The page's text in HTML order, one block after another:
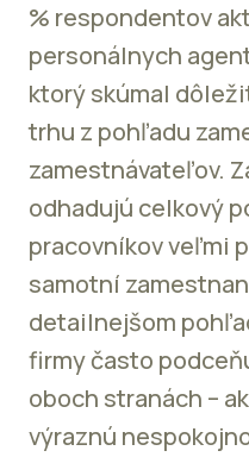
% respondentov
personálnych
ktorý skúmal
trhu z pohľadu
zamestnávateľov.
odhadujú celkový
pracovníkov veľmi
samotní
detailnejšom
firmy často
oboch stranách –
výraznú